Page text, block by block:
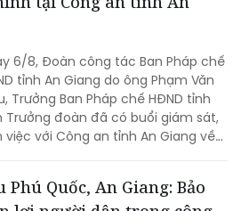
6/8, Đoàn công tác Ban Pháp chế
tỉnh An Giang do ông Phạm Văn
Trưởng Ban Pháp chế HĐND tỉnh
Trưởng đoàn đã có buổi giám sát,
việc với Công an tỉnh An Giang về
an, nhằm đánh giá kết quả thực
Quốc, An Giang: Bảo